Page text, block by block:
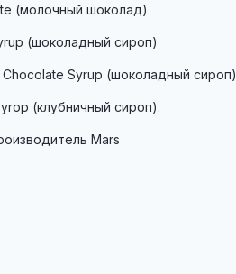
(молочный шоколад)
(шоколадный сироп)
Chocolate Syrup (шоколадный сироп)
(клубничный сироп).
Mars